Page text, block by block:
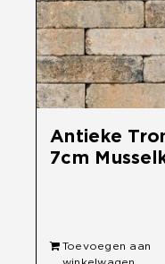
Antieke
7cm
Toevoegen aan